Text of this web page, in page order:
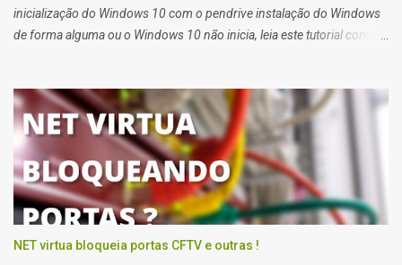
inicialização do Windows 10 com o pendrive instalação do Windows
de forma alguma ou o Windows 10 não inicia, leia este tutorial com
usar o pendrive de instalação do sistema ou o reparo de inicialização
do Windows 10.
NET virtua bloqueia portas CFTV e outras !